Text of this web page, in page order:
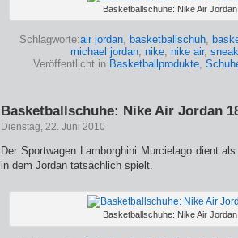
Basketballschuhe: Nike Air
Schlagworte:air jordan, basketballschuh,
michael jordan, nike, nike air,
Veröffentlicht in Basketballprodukte,
Basketballschuhe: Nike Air Jordan
Dienstag, 22. Juni 2010
Der Sportwagen Lamborghini Murcielago dient
in dem Jordan tatsächlich spielt.
Basketballschuhe: Nike Air